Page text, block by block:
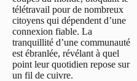
télétravail pour de nombreux
citoyens qui dépendent d’une
connexion fiable. La
tranquillité d’une communauté
est ébranlée, révélant à quel
point leur quotidien repose sur
un fil de cuivre.